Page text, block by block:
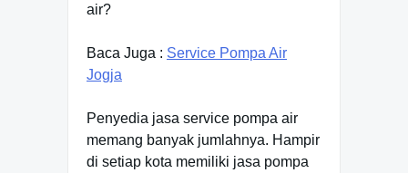
air?
Baca Juga : Service Pompa Air
Jogja
Penyedia jasa service pompa air
memang banyak jumlahnya. Hampir
di setiap kota memiliki jasa pompa